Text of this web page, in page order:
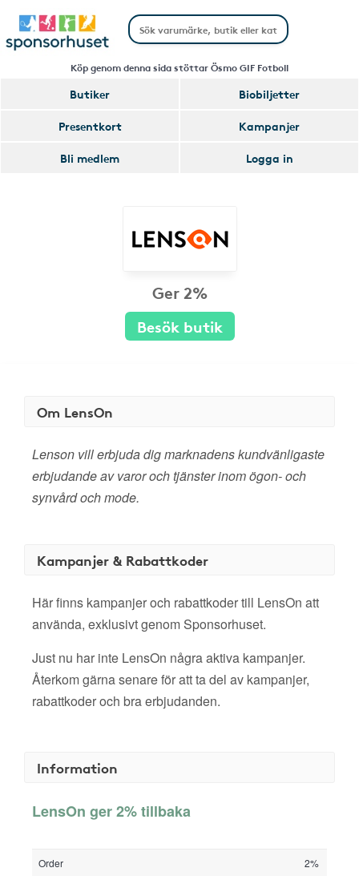
Köp genom denna sida stöttar Ösmo GIF Fotboll
Butiker
Biobiljetter
Presentkort
Kampanjer
Bli medlem
Logga in
Ger 2%
Besök butik
Om LensOn
Lenson vill erbjuda dig marknadens kundvänligaste
erbjudande av varor och tjänster inom ögon- och
synvård och mode.
Kampanjer & Rabattkoder
Här finns kampanjer och rabattkoder till LensOn att
använda, exklusivt genom Sponsorhuset.
Just nu har inte LensOn några aktiva kampanjer.
Återkom gärna senare för att ta del av kampanjer,
rabattkoder och bra erbjudanden.
Information
LensOn ger 2% tillbaka
Order 2%